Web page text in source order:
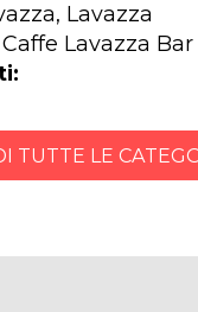
Lavazza
Caffe Lavazza
TUTTE LE